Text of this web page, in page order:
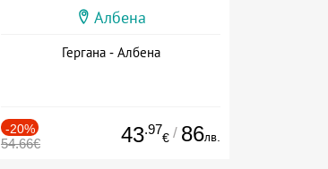
Албена
Гергана - Албена
-20%
54.66€ 43.97
€ / 86лв.